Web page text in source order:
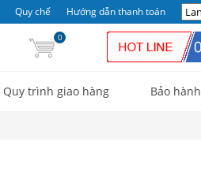
Quy chế Hướng dẫn thanh toán
0
Quy trình giao hàng Bảo hành